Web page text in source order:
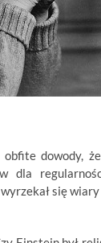
dowody,
dla
się